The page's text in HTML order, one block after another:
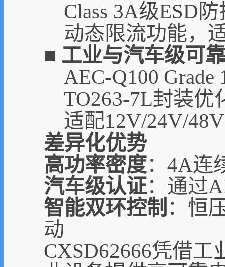
Class 3A级ESD
动态限流功能，
■ 工业与汽车级可
AEC-Q100
TO263-7L封装
适配12V/24V/
差异化优势
高功率密度：4A连
汽车级认证：通过
智能双环控制 ：恒
动
CXSD62666凭借